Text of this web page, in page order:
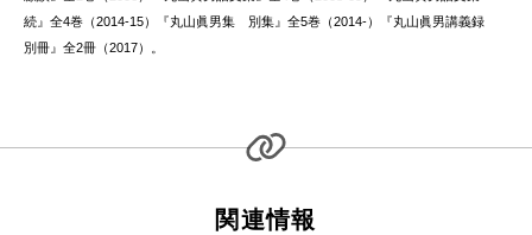
続』全4巻（2014-15）『丸山眞男集 別集』全5巻（2014-）『丸山眞男講義録
別冊』全2冊（2017）。
関連情報